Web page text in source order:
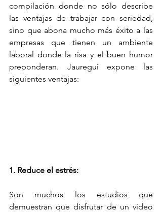
compilación donde no sólo describe
las ventajas de trabajar con seriedad,
sino que abona mucho más éxito a las
empresas que tienen un ambiente
laboral donde la risa y el buen humor
preponderan. Jauregui expone las
siguientes ventajas:
1. Reduce el estrés:
Son muchos los estudios que
demuestran que disfrutar de un vídeo